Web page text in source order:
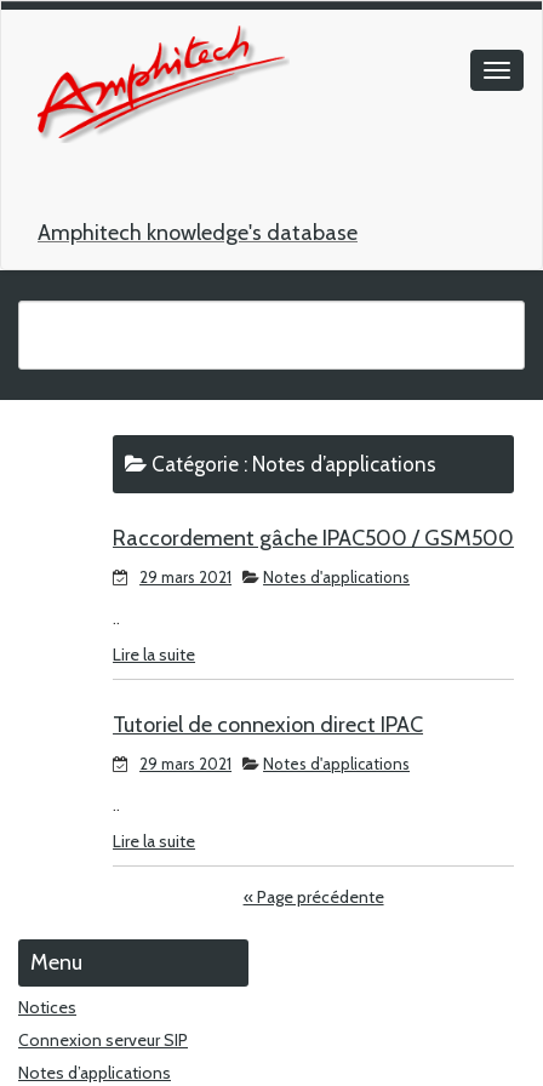
Amphitech knowledge's database
Catégorie : Notes d’applications
Raccordement gâche IPAC500 / GSM500
29 mars 2021 Notes d'applications
..
Lire la suite
Tutoriel de connexion direct IPAC
29 mars 2021 Notes d'applications
..
Lire la suite
« Page précédente
Menu
Notices
Connexion serveur SIP
Notes d’applications